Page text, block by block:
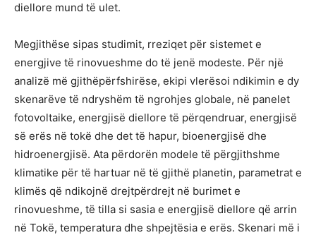
diellore mund të ulet.
Megjithëse sipas studimit, rreziqet për sistemet e
energjive të rinovueshme do të jenë modeste. Për një
analizë më gjithëpërfshirëse, ekipi vlerësoi ndikimin e dy
skenarëve të ndryshëm të ngrohjes globale, në panelet
fotovoltaike, energjisë diellore të përqendruar, energjisë
së erës në tokë dhe det të hapur, bioenergjisë dhe
hidroenergjisë. Ata përdorën modele të përgjithshme
klimatike për të hartuar në të gjithë planetin, parametrat e
klimës që ndikojnë drejtpërdrejt në burimet e
rinovueshme, të tilla si sasia e energjisë diellore që arrin
në Tokë, temperatura dhe shpejtësia e erës. Skenari më i